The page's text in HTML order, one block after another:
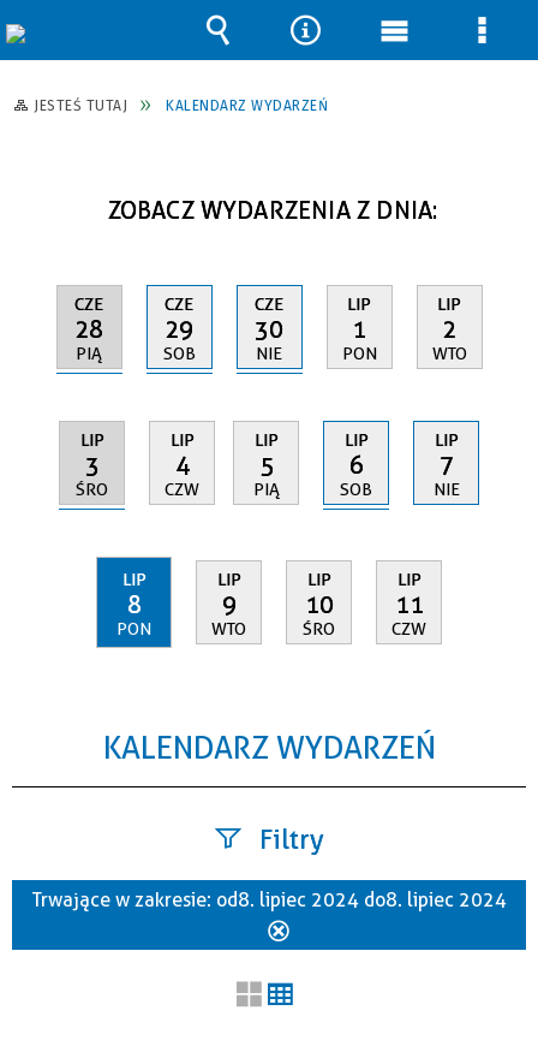
JESTEŚ TUTAJ KALENDARZ WYDARZEŃ
ZOBACZ WYDARZENIA Z DNIA:
CZE
28
PIĄ
CZE
29
SOB
CZE
30
NIE
LIP
1
PON
LIP
2
WTO
LIP
3
ŚRO
LIP
4
CZW
LIP
5
PIĄ
LIP
6
SOB
LIP
7
NIE
LIP
8
PON
LIP
9
WTO
LIP
10
ŚRO
LIP
11
CZW
KALENDARZ WYDARZEŃ
Filtry
Szukana fraza
Trwające w zakresie: od 8. lipiec 2024 do 8. lipiec 2024
filtr
Wyszukiwarka
Narzędzia
Menu Menu